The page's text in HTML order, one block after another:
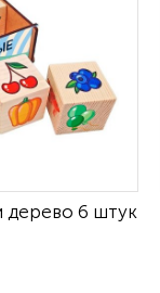
дерево 6 штук